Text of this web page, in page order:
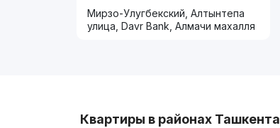
Мирзо-Улугбекский, Алтынтепа
улица, Davr Bank, Алмачи махалля
Квартиры в районах Ташкента